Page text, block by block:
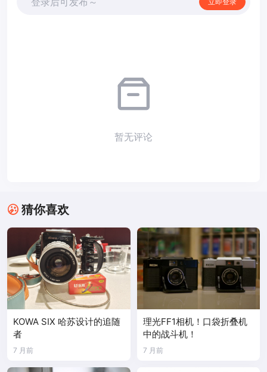
暂无评论
猜你喜欢
KOWA SIX 哈苏设计的追随
者
7 月前
理光FF1相机！口袋折叠机
中的战斗机！
7 月前